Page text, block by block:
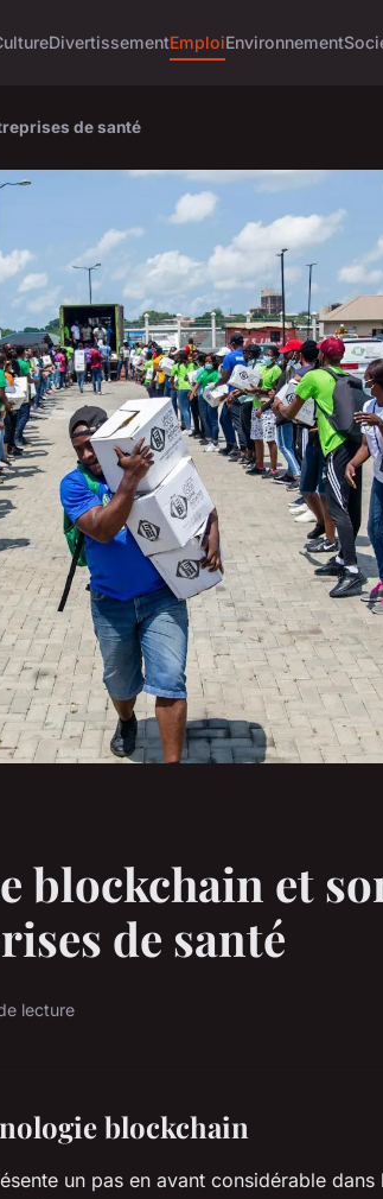
DivertissementEmploiEnvironnement
de santé
blockchain et
de santé
lecture
blockchain
un pas en avant considérable